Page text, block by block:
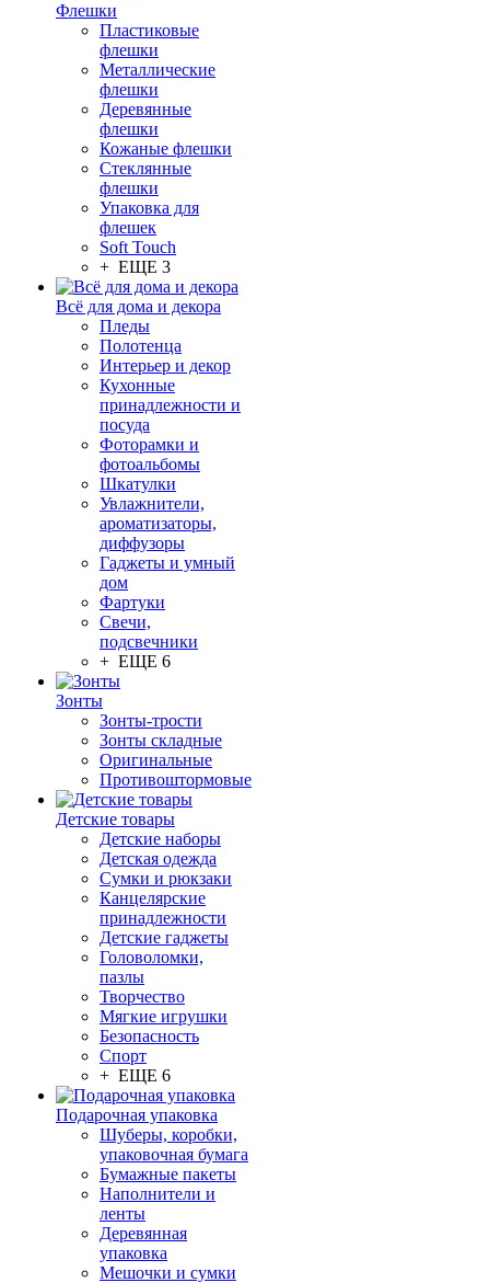
Флешки
Пластиковые
флешки
Металлические
флешки
Деревянные
флешки
Кожаные флешки
Стеклянные
флешки
Упаковка для
флешек
Soft Touch
+ ЕЩЕ 3
Всё для дома и декора
Пледы
Полотенца
Интерьер и декор
Кухонные
принадлежности и
посуда
Фоторамки и
фотоальбомы
Шкатулки
Увлажнители,
ароматизаторы,
диффузоры
Гаджеты и умный
дом
Фартуки
Свечи,
подсвечники
+ ЕЩЕ 6
Зонты
Зонты-трости
Зонты складные
Оригинальные
Противоштормовые
Детские товары
Детские наборы
Детская одежда
Сумки и рюкзаки
Канцелярские
принадлежности
Детские гаджеты
Головоломки,
пазлы
Творчество
Мягкие игрушки
Безопасность
Спорт
+ ЕЩЕ 6
Подарочная упаковка
Шуберы, коробки,
упаковочная бумага
Бумажные пакеты
Наполнители и
ленты
Деревянная
упаковка
Мешочки и сумки